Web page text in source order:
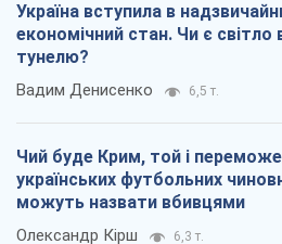
Україна вступила в
економічний стан. Чи є світло
тунелю?
Вадим Денисенко 6,5 т.
Чий буде Крим, той і
українських футбольних
можуть назвати вбивцями
Олександр Кірш 6,3 т.